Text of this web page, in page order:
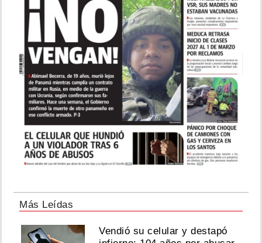
Más Leídas
Vendió su celular y destapó